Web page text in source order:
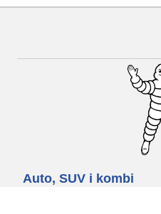
Auto, SUV i kombi